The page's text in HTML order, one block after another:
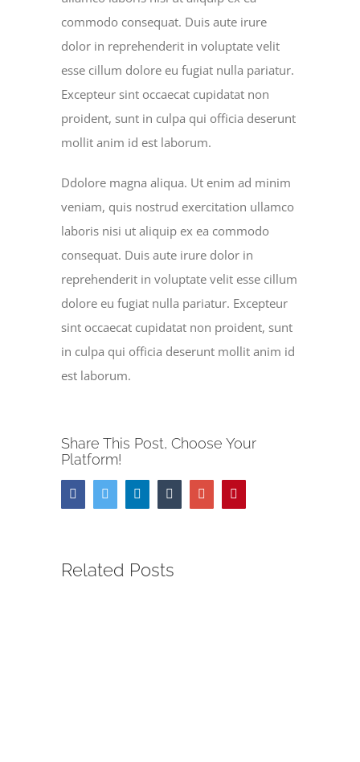
commodo consequat. Duis aute irure
dolor in reprehenderit in voluptate velit
esse cillum dolore eu fugiat nulla pariatur.
Excepteur sint occaecat cupidatat non
proident, sunt in culpa qui officia deserunt
mollit anim id est laborum.
Ddolore magna aliqua. Ut enim ad minim
veniam, quis nostrud exercitation ullamco
laboris nisi ut aliquip ex ea commodo
consequat. Duis aute irure dolor in
reprehenderit in voluptate velit esse cillum
dolore eu fugiat nulla pariatur. Excepteur
sint occaecat cupidatat non proident, sunt
in culpa qui officia deserunt mollit anim id
est laborum.
Share This Post, Choose Your
Platform!
FacebookTwitter LinkedinTumblr Google+
Related Posts